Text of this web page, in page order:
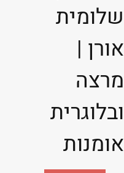
שלומית
אורן |
מרצה
ובלוגרית
אומנות